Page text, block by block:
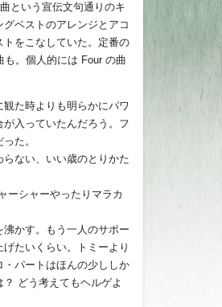
という宣伝文句通りのキ
ベストのアレンジとアコ
をこなしていた。定番の
。個人的には Four の曲
た時よりも明らかにパワ
入っていたんだろう。フ
た。
ない、いい歳のとりかた
ーシャーやったりマラカ
かす。もう一人のサポー
たいくらい。トミーより
パートはほんの少ししか
どう考えてもヘルゲよ